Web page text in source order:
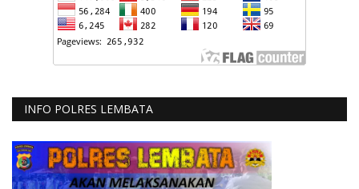
INFO POLRES LEMBATA